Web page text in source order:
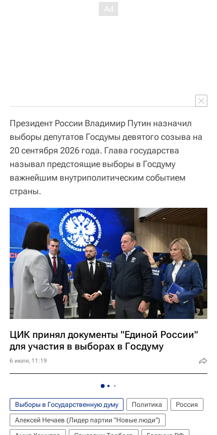
Президент России Владимир Путин назначил
выборы депутатов Госдумы девятого созыва на
20 сентября 2026 года. Глава государства
называл предстоящие выборы в Госдуму
важнейшим внутриполитическим событием
страны.
ЦИК принял документы "Единой России"
для участия в выборах в Госдуму
6 июля, 11:19
Выборы в Государственную думу Политика
Россия
Алексей Нечаев (Лидер партии "Новые люди")